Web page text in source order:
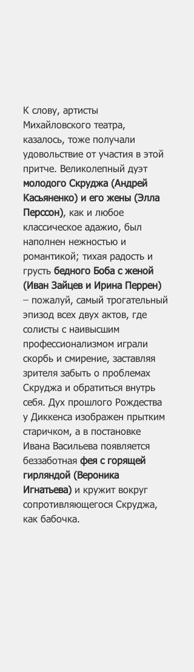
К слову, артисты
Михайловского театра,
казалось, тоже получали
удовольствие от участия в этой
притче. Великолепный дуэт
молодого Скруджа (Андрей
Касьяненко) и его жены (Элла
Перссон), как и любое
классическое адажио, был
наполнен нежностью и
романтикой; тихая радость и
грусть бедного Боба с женой
(Иван Зайцев и Ирина Перрен)
– пожалуй, самый трогательный
эпизод всех двух актов, где
солисты с наивысшим
профессионализмом играли
скорбь и смирение, заставляя
зрителя забыть о проблемах
Скруджа и обратиться внутрь
себя. Дух прошлого Рождества
у Диккенса изображен прытким
старичком, а в постановке
Ивана Васильева появляется
беззаботная фея с горящей
гирляндой (Вероника
Игнатьева) и кружит вокруг
сопротивляющегося Скруджа,
как бабочка.